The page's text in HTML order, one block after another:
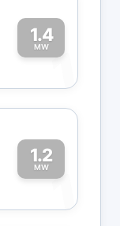
1.4
MW1
1.2
MW1